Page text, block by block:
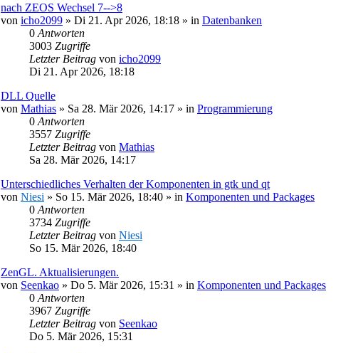
nach ZEOS Wechsel 7-->8
von icho2099 » Di 21. Apr 2026, 18:18 » in Datenbanken
0 Antworten
3003 Zugriffe
Letzter Beitrag von icho2099
Di 21. Apr 2026, 18:18
DLL Quelle
von Mathias » Sa 28. Mär 2026, 14:17 » in Programmierung
0 Antworten
3557 Zugriffe
Letzter Beitrag von Mathias
Sa 28. Mär 2026, 14:17
Unterschiedliches Verhalten der Komponenten in gtk und qt
von Niesi » So 15. Mär 2026, 18:40 » in Komponenten und Packages
0 Antworten
3734 Zugriffe
Letzter Beitrag von Niesi
So 15. Mär 2026, 18:40
ZenGL. Aktualisierungen.
von Seenkao » Do 5. Mär 2026, 15:31 » in Komponenten und Packages
0 Antworten
3967 Zugriffe
Letzter Beitrag von Seenkao
Do 5. Mär 2026, 15:31